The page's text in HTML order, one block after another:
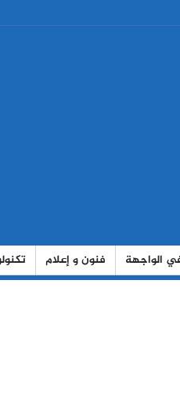
الواجهة فنون و إعلام